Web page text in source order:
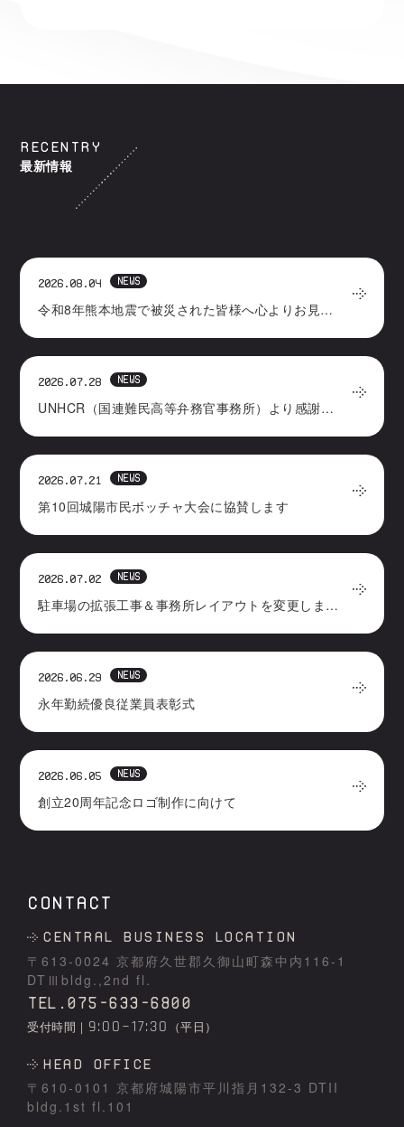
RECENTRY
最新情報
2026.08.04 NEWS
令和8年熊本地震で被災された皆様へ心よりお見舞い申しあげます
2026.07.28 NEWS
UNHCR（国連難民高等弁務官事務所）より感謝状をいただきました
2026.07.21 NEWS
第10回城陽市民ボッチャ大会に協賛します
2026.07.02 NEWS
駐車場の拡張工事＆事務所レイアウトを変更しました
2026.06.29 NEWS
永年勤続優良従業員表彰式
2026.06.05 NEWS
創立20周年記念ロゴ制作に向けて
CONTACT
Central business location
〒613-0024 京都府久世郡久御⼭町森中内116-1
DTⅢbldg.,2nd fl.
TEL.075-633-6800
受付時間｜ 9:00~17:30 （平日）
HEAD OFFICE
〒610-0101 京都府城陽市平川指⽉132-3 DTII
bldg.1st fl.101